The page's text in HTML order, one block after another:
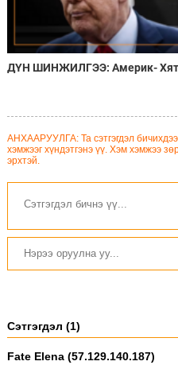
ДҮН ШИНЖИЛГЭЭ: Америк-
АНХААРУУЛГА: Та сэтгэгдэл
хэмжээг хүндэтгэнэ үү. Хэм хэмжээ
эрхтэй.
Сэтгэгдэл (1)
Fate Elena (57.129.140.187)